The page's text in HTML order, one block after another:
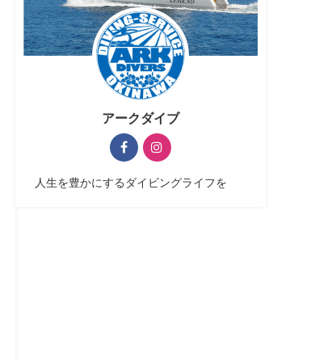
アークダイブ
人生を豊かにするダイビングライフを